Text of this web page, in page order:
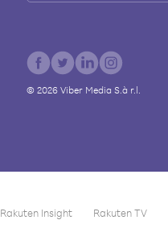
© 2026 Viber Media S.à r.l.
Rakuten Insight Rakuten TV